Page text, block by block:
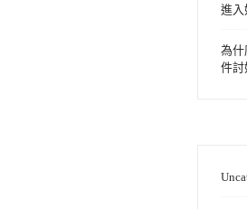
進入
為什
件討